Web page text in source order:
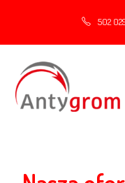
502